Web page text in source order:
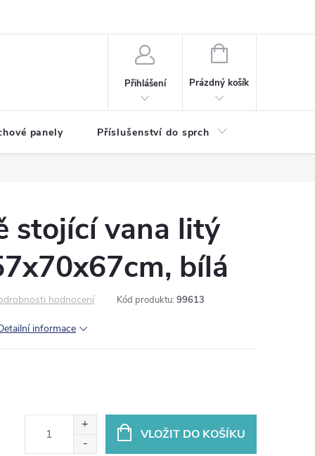
Přihlášení
NÁKUPNÍ
Prázdný košík
panely Příslušenství do sprch
stojící vana litý
bílá
hodnocení Kód produktu: 99613
informace
VLOŽIT DO KOŠÍKU